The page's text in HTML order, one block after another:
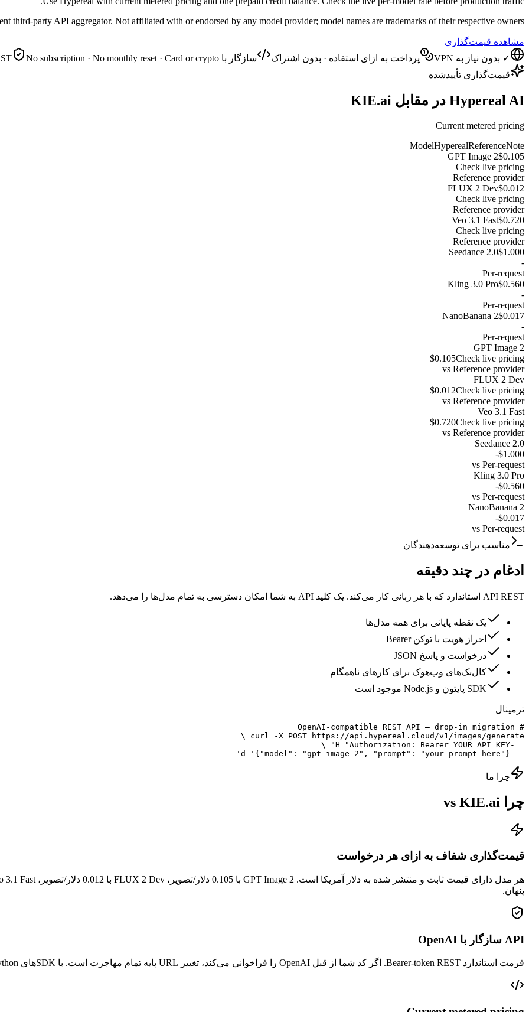
third-party API aggregator. Not affiliated with or endorsed by any model provider; model names are trademarks of their respective owners.
مشاهده قیمت‌گذاری
✓ بدون نیاز به VPN
پرداخت به ازای استفاده · بدون اشتراک سازگار با OpenAI REST No subscription · No monthly reset · Card or crypto
قیمت‌گذاری تأییدشده
Hypereal AI در مقابل KIE.ai
Current metered pricing
ModelHyperealReferenceNote
GPT Image 2$0.105
Check live pricing
Reference provider
FLUX 2 Dev$0.012
Check live pricing
Reference provider
Veo 3.1 Fast$0.720
Check live pricing
Reference provider
Seedance 2.0$1.000
-
Per-request
Kling 3.0 Pro$0.560
-
Per-request
NanoBanana 2$0.017
-
Per-request
GPT Image 2
$0.105Check live pricing
vs Reference provider
FLUX 2 Dev
$0.012Check live pricing
vs Reference provider
Veo 3.1 Fast
$0.720Check live pricing
vs Reference provider
Seedance 2.0
$1.000
-
vs Per-request
Kling 3.0 Pro
$0.560
-
vs Per-request
NanoBanana 2
$0.017
-
vs Per-request
مناسب برای توسعه‌دهندگان
ادغام در چند دقیقه
API REST استاندارد که با هر زبانی کار می‌کند. یک کلید API به شما امکان دسترسی به تمام مدل‌ها را می‌دهد.
یک نقطه پایانی برای همه مدل‌ها
احراز هویت با توکن Bearer
درخواست و پاسخ JSON
کال‌بک‌های وب‌هوک برای کارهای ناهمگام
SDK پایتون و Node.js موجود است
ترمینال
  -d '{"model": "gpt-image-2", "prompt": "your prompt here"}'
چرا ما
چرا vs KIE.ai
قیمت‌گذاری شفاف به ازای هر درخواست
پنهان.
API سازگار با OpenAI
فرمت استاندارد Bearer-token REST. اگر کد شما از قبل OpenAI را فراخوانی می‌کند، تغییر URL پایه تمام مهاجرت است. با SDKهای Python و Node.js به صورت آماده کار می‌کند.